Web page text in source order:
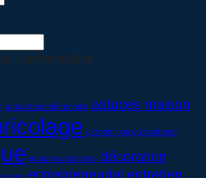
confidentialité
assurance décennale astuces maison
citroën jumpy plomberie
douche vestiaires décoration
paris entrepreneuriat entretien